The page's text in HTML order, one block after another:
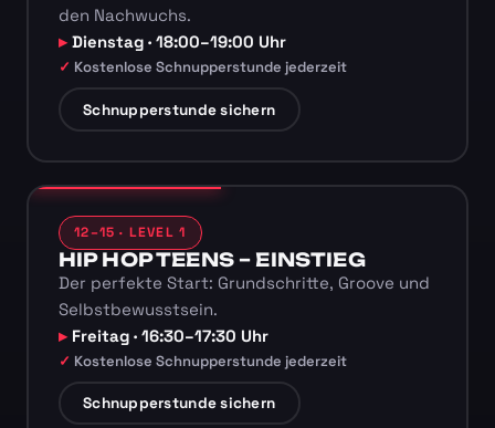
den Nachwuchs.
Dienstag · 18:00–19:00 Uhr
Kostenlose Schnupperstunde jederzeit
Schnupperstunde sichern
12–15 · LEVEL 1
HIP HOP TEENS – EINSTIEG
Der perfekte Start: Grundschritte, Groove und
Selbstbewusstsein.
Freitag · 16:30–17:30 Uhr
Kostenlose Schnupperstunde jederzeit
Schnupperstunde sichern